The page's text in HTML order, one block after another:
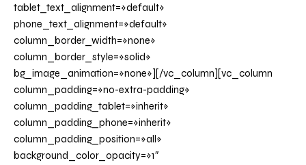
tablet_text_alignment=»default»
phone_text_alignment=»default»
column_border_width=»none»
column_border_style=»solid»
bg_image_animation=»none»][/vc_column][vc_column
column_padding=»no-extra-padding»
column_padding_tablet=»inherit»
column_padding_phone=»inherit»
column_padding_position=»all»
background_color_opacity=»1″